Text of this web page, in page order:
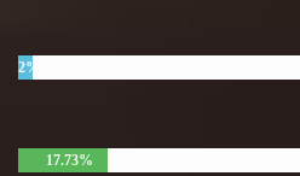
2%
17.73%